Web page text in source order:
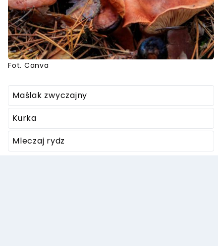
Fot. Canva
Maślak zwyczajny
Kurka
Mleczaj rydz